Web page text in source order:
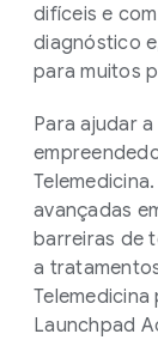
difíceis e
diagnóstico
para muitos
Para ajudar
avançadas
barreiras de
a
Launchpad